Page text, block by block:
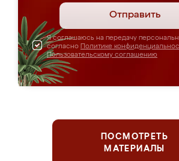
Отправить
Я соглашаюсь на передачу
согласно Политике
Пользовательскому соглашению
ПОСМОТРЕТЬ
МАТЕРИАЛЫ